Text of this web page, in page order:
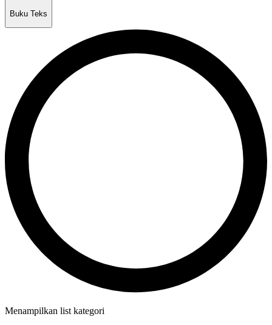
Buku Teks
Menampilkan list kategori